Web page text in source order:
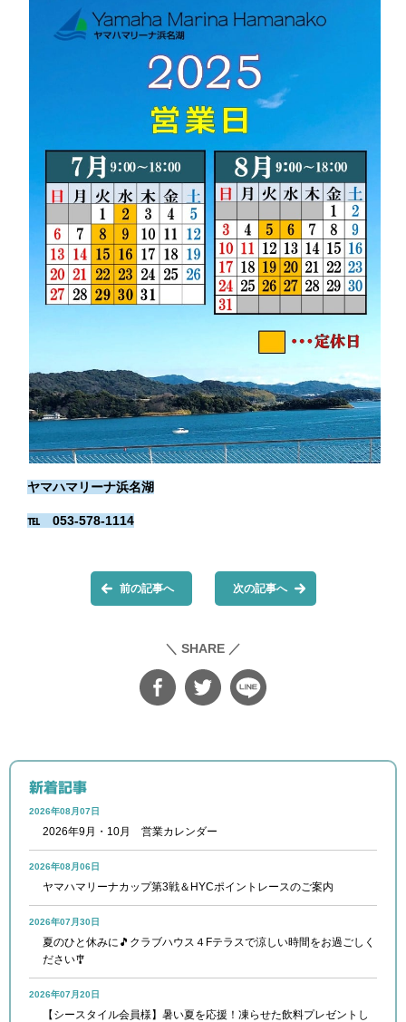
ヤマハマリーナ浜名湖
℡ 053-578-1114
前の記事へ 次の記事へ
＼ SHARE ／
新着記事
2026年08月07日
2026年9月・10月 営業カレンダー
2026年08月06日
ヤマハマリーナカップ第3戦＆HYCポイントレースのご案内
2026年07月30日
夏のひと休みに🎵クラブハウス４Fテラスで涼しい時間をお過ごしく
ださい🎐
2026年07月20日
【シースタイル会員様】暑い夏を応援！凍らせた飲料プレゼントし